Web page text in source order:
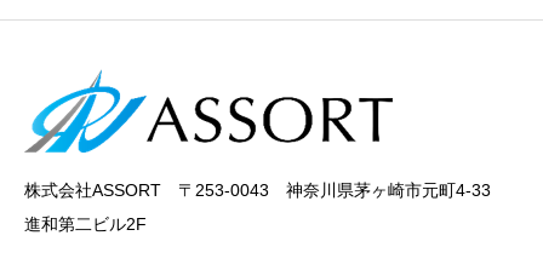
株式会社ASSORT 〒253-0043 神奈川県茅ヶ崎市元町4-33
進和第二ビル2F